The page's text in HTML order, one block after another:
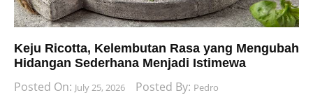
Keju Ricotta, Kelembutan Rasa yang Mengubah
Hidangan Sederhana Menjadi Istimewa
Posted On: July 25, 2026 Posted By: Pedro